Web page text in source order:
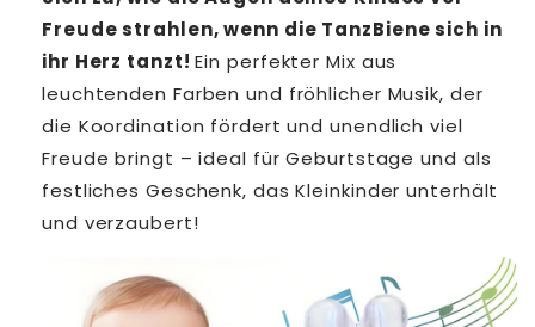
Freude strahlen, wenn die TanzBiene sich in
ihr Herz tanzt!Ein perfekter Mix aus
leuchtenden Farben und fröhlicher Musik, der
die Koordination fördert und unendlich viel
Freude bringt – ideal für Geburtstage und als
festliches Geschenk, das Kleinkinder unterhält
und verzaubert!